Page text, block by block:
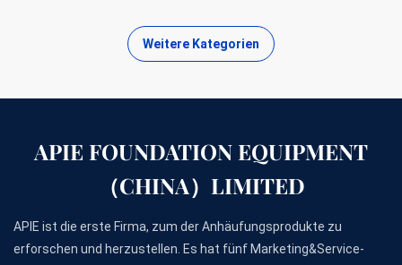
Weitere Kategorien
APIE FOUNDATION EQUIPMENT
（CHINA）LIMITED
APIE ist die erste Firma, zum der Anhäufungsprodukte zu
erforschen und herzustellen. Es hat fünf Marketing&Service-